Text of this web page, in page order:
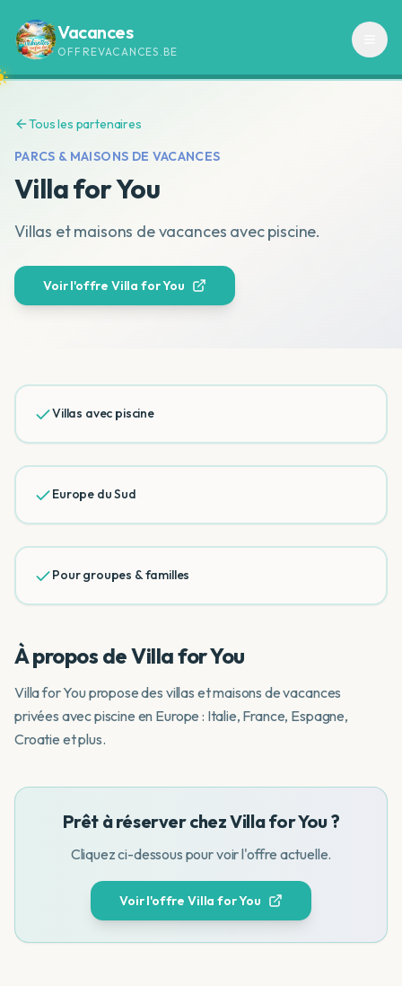
Vacances
OFFREVACANCES.BE
Tous les partenaires
PARCS & MAISONS DE VACANCES
Villa for You
Villas et maisons de vacances avec piscine.
Voir l'offre Villa for You
Villas avec piscine
Europe du Sud
Pour groupes & familles
À propos deVilla for You
Villa for You propose des villas et maisons de vacances
privées avec piscine en Europe : Italie, France, Espagne,
Croatie et plus.
Prêt à réserver chezVilla for You?
Cliquez ci-dessous pour voir l'offre actuelle.
Voir l'offre Villa for You